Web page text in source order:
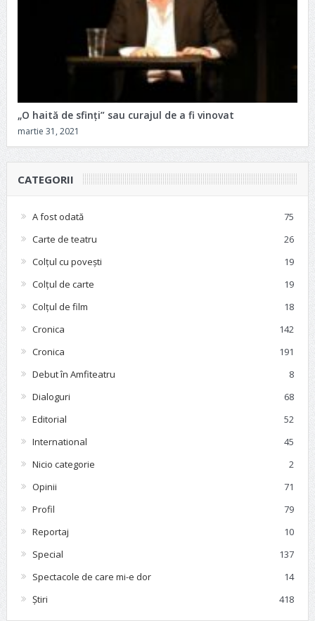
„O haită de sfinți” sau curajul de a fi vinovat
martie 31, 2021
CATEGORII
A fost odată
75
Carte de teatru
26
Colțul cu povești
19
Colțul de carte
19
Colțul de film
18
Cronica
142
Cronica
191
Debut în Amfiteatru
8
Dialoguri
68
Editorial
52
International
45
Nicio categorie
2
Opinii
71
Profil
79
Reportaj
10
Special
137
Spectacole de care mi-e dor
14
Știri
418